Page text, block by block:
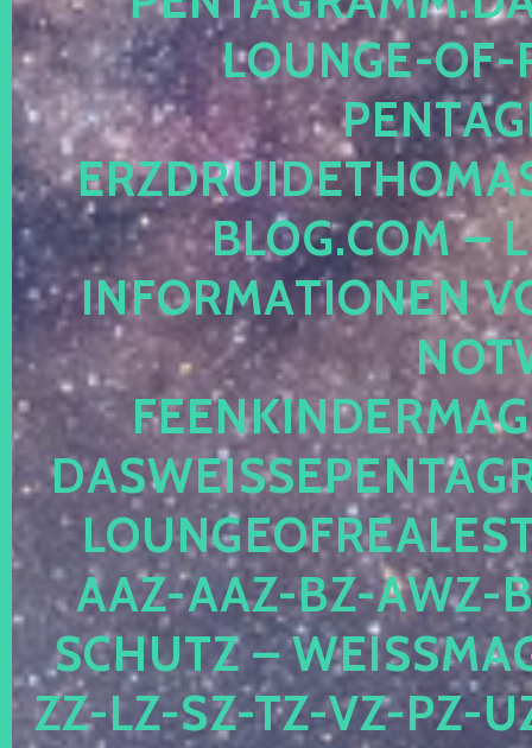
OUNGE-OF-
LOG.COM –
NFORMATIONEN
AZ-AAZ-BZ-AWZ-
CHUTZ –
-LZ-SZ-TZ-VZ-PZ-UZ-